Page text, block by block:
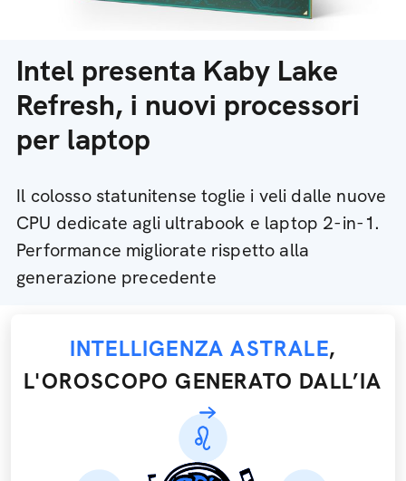
Intel presenta Kaby Lake
Refresh, i nuovi processori
per laptop
Il colosso statunitense toglie i veli dalle nuove
CPU dedicate agli ultrabook e laptop 2-in-1.
Performance migliorate rispetto alla
generazione precedente
INTELLIGENZA ASTRALE,
L'OROSCOPO GENERATO DALL’IA